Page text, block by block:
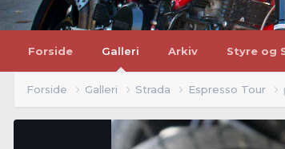
Forside Galleri Arkiv Styre og
Forside Galleri Strada Espresso Tour